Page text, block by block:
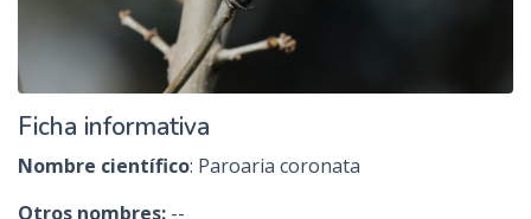
Ficha informativa
Nombre científico: Paroaria coronata
Otros nombres: --